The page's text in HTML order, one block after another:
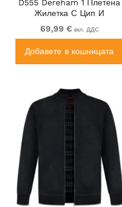
D555 Dereham 1 Плетена
Жилетка С Цип И
Подплата Тъмносиня
69,99 € вкл. ДДС
Добавете в кошницата